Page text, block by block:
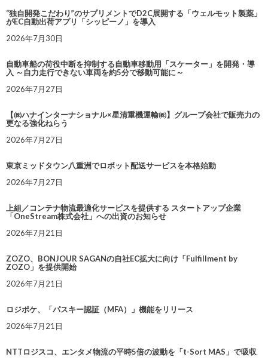
“独自開発こだわり”のサプリメントでD2C展開する「ウェルモット製薬」
がEC自動出荷アプリ「シッピーノ」を導入
2026年7月30日
自動車船の荷役中断を抑制する自動車移動用「スケーター」を開発・導
入 ～自力走行できない車両を約5分で移動可能に～
2026年7月27日
【㈱ハナインターナショナル×星清重機運輸㈱】グループ会社で販売力の
更なる強化ねらう
2026年7月27日
東京ミッドタウン八重洲でロボット配送サービスを本格始動
2026年7月27日
上組／コンテナ物流最適化サービスを提供する スタートアップ企業
「OneStream株式会社」への出資のお知らせ
2026年7月21日
ZOZO、BONJOUR SAGANの自社EC拡大に向け「Fulfillment by
ZOZO」を提供開始
2026年7月21日
ロジポケ、「パスキー認証（MFA）」機能をリリース
2026年7月21日
NTTロジスコ、エンタメ物流の平時5倍の波動を「t-Sort MAS」で吸収